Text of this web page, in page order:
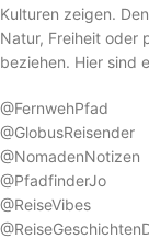
Kulturen zeigen.
Natur, Freiheit oder
beziehen. Hier sind
@FernwehPfad
@GlobusReisender
@NomadenNotizen
@PfadfinderJo
@ReiseVibes